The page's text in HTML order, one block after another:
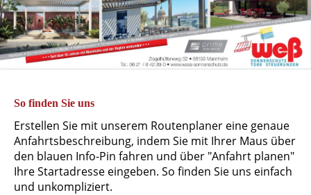
So finden Sie uns
Erstellen Sie mit unserem Routenplaner eine genaue
Anfahrtsbeschreibung, indem Sie mit Ihrer Maus über
den blauen Info-Pin fahren und über "Anfahrt planen"
Ihre Startadresse eingeben. So finden Sie uns einfach
und unkompliziert.